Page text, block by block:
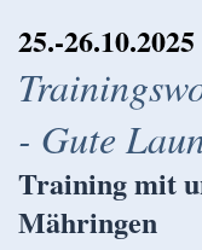
25.-26.10.2025
- Gute
Training mit
Mähringen